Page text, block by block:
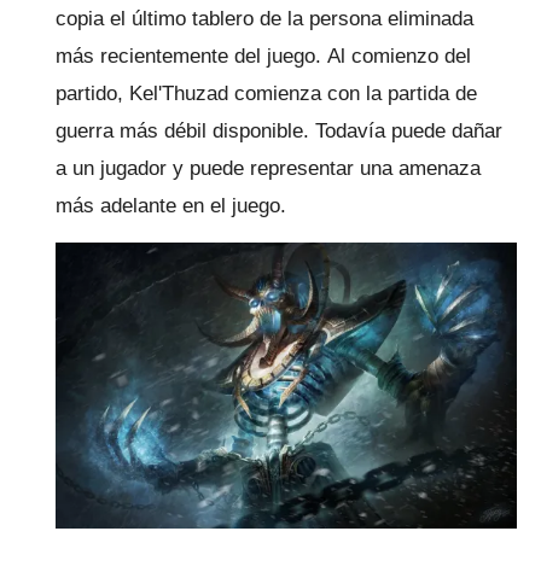
copia el último tablero de la persona eliminada
más recientemente del juego. Al comienzo del
partido, Kel'Thuzad comienza con la partida de
guerra más débil disponible. Todavía puede dañar
a un jugador y puede representar una amenaza
más adelante en el juego.